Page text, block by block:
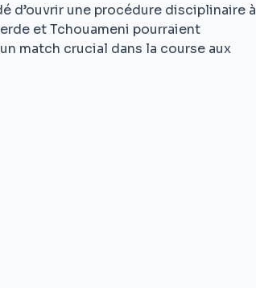
d’ouvrir une procédure disciplinaire à
et Tchouameni pourraient
match crucial dans la course aux